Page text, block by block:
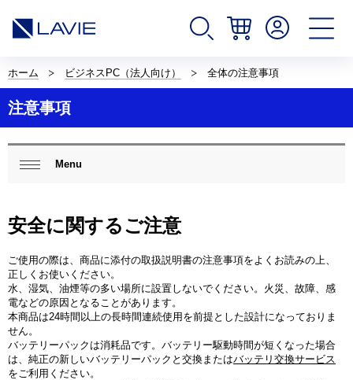
イ
ト
内
の
現
在
示
し
い
ま
す。
ホーム ビジネスPC（法人向け） 全体の注意事項
注意事項
ビ
ゲ
シ
ョ
ン
Menu
安全に関するご注意
ご使用の際は、商品に添付の取扱説明書の注意事項をよくお読みの上、
正しくお使いください。
水、湿気、油煙等の多い場所に設置しないでください。火災、故障、感
電などの原因となることがあります。
本商品は24時間以上の長時間連続使用を前提とした設計になっておりま
せん。
バッテリーパックは消耗品です。バッテリー駆動時間が短くなった場合
は、純正の新しいバッテリーパックと交換またはバッテリ交換サービス
をご利用ください。